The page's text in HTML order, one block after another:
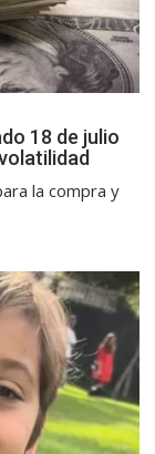
18 de julio
la compra y